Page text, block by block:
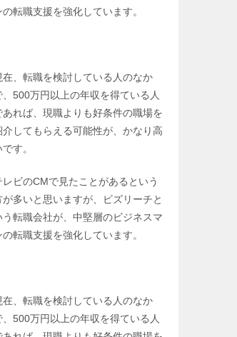
の転職支援を強化しています。
在、転職を検討している人のなか
、500万円以上の年収を得ている人
あれば、現職よりも好条件の職場を
介してもらえる可能性が、かなり高
です。
レビのCMで見たことがあるという
が多いと思いますが、ビズリーチと
う転職会社が、中堅層のビジネスマ
の転職支援を強化しています。
在、転職を検討している人のなか
、500万円以上の年収を得ている人